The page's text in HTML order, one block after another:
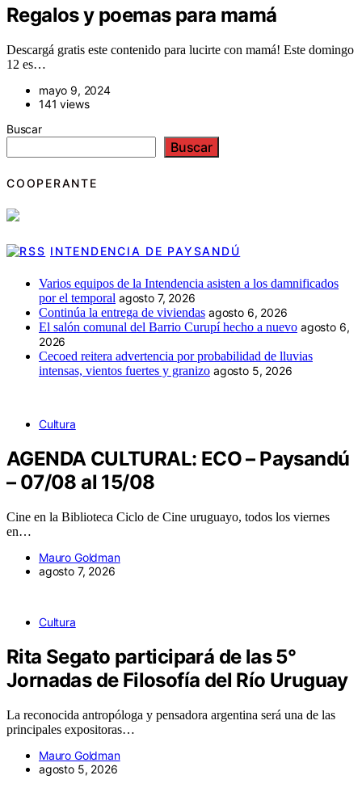
Regalos y poemas para mamá
Descargá gratis este contenido para lucirte con mamá! Este domingo
12 es…
mayo 9, 2024
141 views
Buscar
Buscar
COOPERANTE
INTENDENCIA DE PAYSANDÚ
Varios equipos de la Intendencia asisten a los damnificados
por el temporal agosto 7, 2026
Continúa la entrega de viviendas agosto 6, 2026
El salón comunal del Barrio Curupí hecho a nuevo agosto 6,
2026
Cecoed reitera advertencia por probabilidad de lluvias
intensas, vientos fuertes y granizo agosto 5, 2026
Cultura
AGENDA CULTURAL: ECO – Paysandú
– 07/08 al 15/08
Cine en la Biblioteca Ciclo de Cine uruguayo, todos los viernes
en…
Mauro Goldman
agosto 7, 2026
Cultura
Rita Segato participará de las 5°
Jornadas de Filosofía del Río Uruguay
La reconocida antropóloga y pensadora argentina será una de las
principales expositoras…
Mauro Goldman
agosto 5, 2026